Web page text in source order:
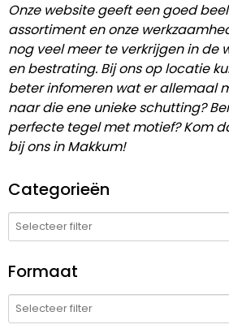
Onze website geeft een goed
assortiment en onze
nog veel meer te verkrijgen in de
en bestrating. Bij ons op locatie
beter infomeren wat er allemaal
naar die ene unieke schutting?
perfecte tegel met motief? Kom
bij ons in Makkum!
Categorieën
Formaat